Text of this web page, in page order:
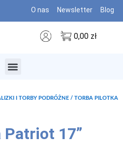
O nas Newsletter Blog
0,00 zł
I TORBY PODRÓŻNE / TORBA PILOTKA
17”